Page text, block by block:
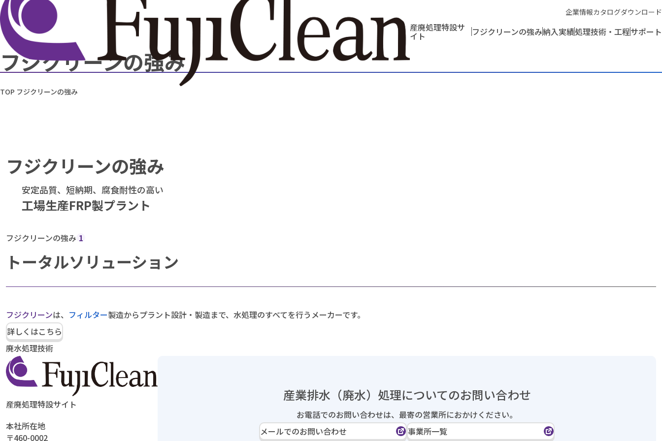
企業情報カタログダウンロード
産廃処理特設サ
イト フジクリーンの強み納入実績処理技術・工程サポート
フジクリーンの強み
TOP フジクリーンの強み
フジクリーンの強み
安定品質、短納期、腐食耐性の高い
工場生産FRP製プラント
フジクリーンの強み 1
トータルソリューション
フジクリーンは、 フィルター製造からプラント設計・製造まで、水処理のすべてを行うメーカーです。
詳しくはこちら
廃水処理技術
産廃処理特設サイト
本社所在地
〒460-0002
産業排水（廃水）処理についてのお問い合わせ
お電話でのお問い合わせは、 最寄の営業所におかけください。
メールでのお問い合わせ
事業所一覧